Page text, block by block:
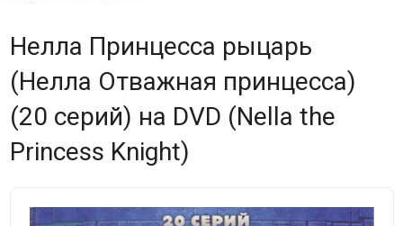
Нелла Принцесса рыцарь
(Нелла Отважная принцесса)
(20 серий) на DVD (Nella the
Princess Knight)